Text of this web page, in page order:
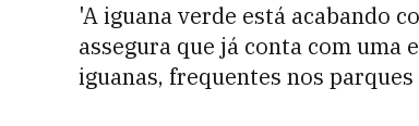
'A iguana verde está acabando
assegura que já conta com uma
iguanas, frequentes nos